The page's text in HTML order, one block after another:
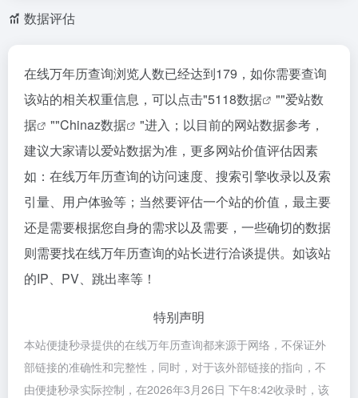
数据评估
在线万年历查询浏览人数已经达到179，如你需要查询
该站的相关权重信息，可以点击"5118数据 ""爱站数
据
""Chinaz数据
"进入；以目前的网站数据参考，
建议大家请以爱站数据为准，更多网站价值评估因素
如：在线万年历查询的访问速度、搜索引擎收录以及索
引量、用户体验等；当然要评估一个站的价值，最主要
还是需要根据您自身的需求以及需要，一些确切的数据
则需要找在线万年历查询的站长进行洽谈提供。如该站
的IP、PV、跳出率等！
特别声明
本站便捷秒录提供的在线万年历查询都来源于网络，不保证外
部链接的准确性和完整性，同时，对于该外部链接的指向，不
由便捷秒录实际控制，在2026年3月26日 下午8:42收录时，该